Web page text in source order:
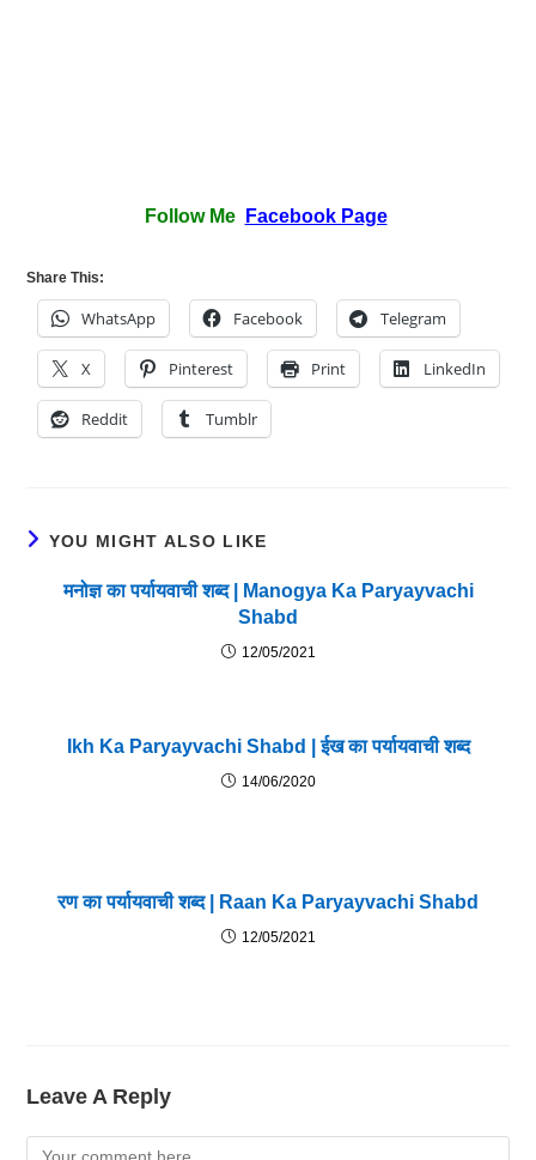
Follow Me Facebook Page
Share This:
WhatsApp Facebook Telegram
X Pinterest Print LinkedIn
Reddit Tumblr
YOU MIGHT ALSO LIKE
मनोज्ञ का पर्यायवाची शब्द | Manogya Ka Paryayvachi
Shabd
12/05/2021
Ikh Ka Paryayvachi Shabd | ईख का पर्यायवाची शब्द
14/06/2020
रण का पर्यायवाची शब्द | Raan Ka Paryayvachi Shabd
12/05/2021
Leave A Reply
Comment